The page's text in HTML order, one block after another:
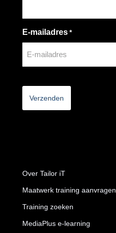
Over Tailor iT
Maatwerk training aanvragen
Training zoeken
MediaPlus e-learning
E-mailadres *